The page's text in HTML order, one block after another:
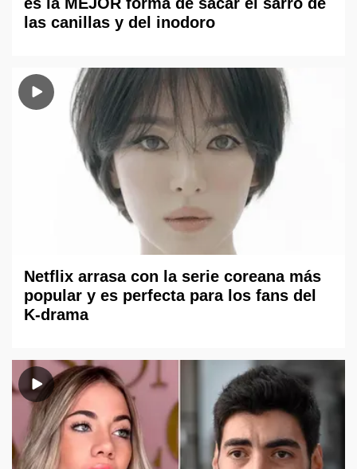
las canillas y del inodoro
Netflix arrasa con la serie coreana más
popular y es perfecta para los fans del
K-drama